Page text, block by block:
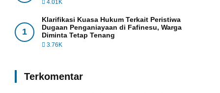
4.01K
1
Klarifikasi Kuasa Hukum Terkait Peristiwa
Dugaan Penganiayaan di Fafinesu, Warga
Diminta Tetap Tenang
3.76K
Terkomentar